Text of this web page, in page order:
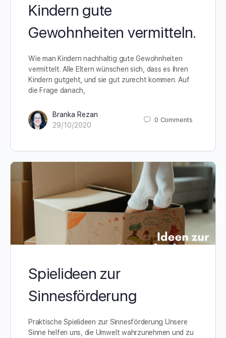
Kindern gute
Gewohnheiten vermitteln.
Wie man Kindern nachhaltig gute Gewohnheiten
vermittelt. Alle Eltern wünschen sich, dass es ihren
Kindern gutgeht, und sie gut zurecht kommen. Auf
die Frage danach,
Branka Rezan
29/10/2020
0 Comments
Spielideen zur
Sinnesförderung
Praktische Spielideen zur Sinnesförderung Unsere
Sinne helfen uns, die Umwelt wahrzunehmen und zu